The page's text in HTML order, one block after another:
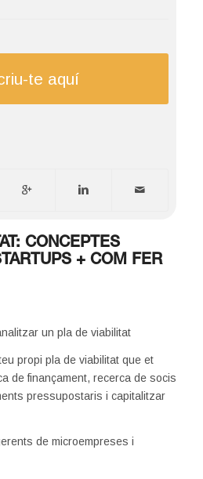
te aquí
CONCEPTES
+ COM FER
un pla de viabilitat
propi pla de viabilitat que et
de finançament, recerca de socis
pressupostaris i capitalitzar
de microempreses i